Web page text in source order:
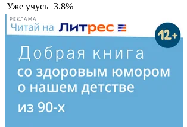
Уже учусь 3.8%
РЕКЛАМА